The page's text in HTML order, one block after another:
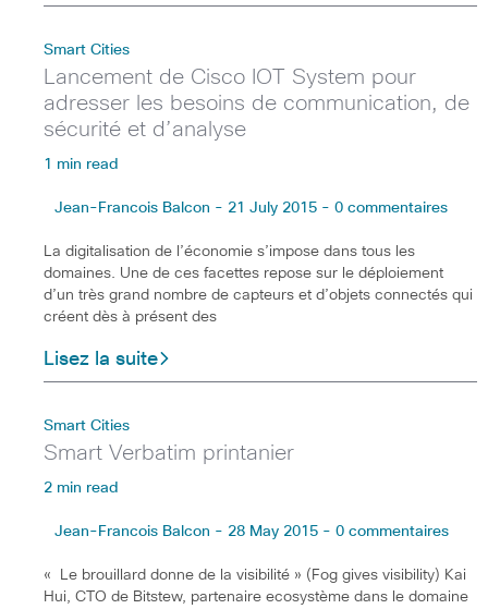
Smart Cities
Lancement de Cisco IOT System pour
adresser les besoins de communication, de
sécurité et d’analyse
1 min read
Jean-Francois Balcon - 21 July 2015 - 0 commentaires
La digitalisation de l’économie s’impose dans tous les
domaines. Une de ces facettes repose sur le déploiement
d’un très grand nombre de capteurs et d’objets connectés qui
créent dès à présent des
Lisez la suite
Smart Cities
Smart Verbatim printanier
2 min read
Jean-Francois Balcon - 28 May 2015 - 0 commentaires
« Le brouillard donne de la visibilité » (Fog gives visibility) Kai
Hui, CTO de Bitstew, partenaire ecosystème dans le domaine